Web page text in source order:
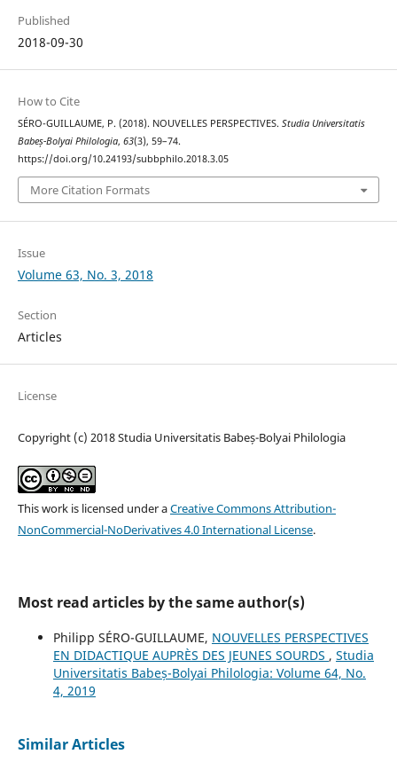
Published
2018-09-30
How to Cite
SÉRO-GUILLAUME, P. (2018). NOUVELLES PERSPECTIVES. Studia Universitatis
Babeș-Bolyai Philologia, 63(3), 59–74.
https://doi.org/10.24193/subbphilo.2018.3.05
More Citation Formats
Issue
Volume 63, No. 3, 2018
Section
Articles
License
Copyright (c) 2018 Studia Universitatis Babeș-Bolyai Philologia
This work is licensed under aCreative Commons Attribution-
NonCommercial-NoDerivatives 4.0 International License.
Most read articles by the same author(s)
Philipp SÉRO-GUILLAUME, NOUVELLES PERSPECTIVES
EN DIDACTIQUE AUPRÈS DES JEUNES SOURDS , Studia
Universitatis Babeș-Bolyai Philologia: Volume 64, No.
4, 2019
Similar Articles